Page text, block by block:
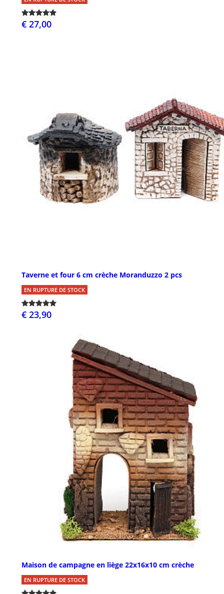
€ 27,00
Taverne et four 6 cm crèche Moranduzzo 2 pcs
EN RUPTURE DE STOCK
€ 23,90
Maison de campagne en liège 22x16x10 cm crèche
EN RUPTURE DE STOCK